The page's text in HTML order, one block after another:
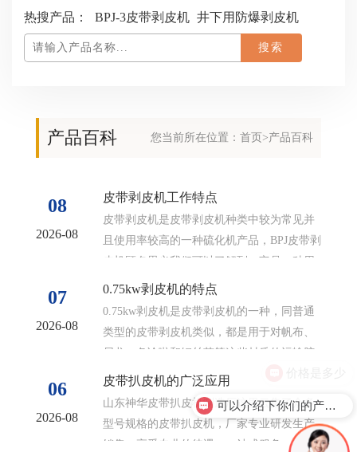
热搜产品： BPJ-3皮带剥皮机 井下用防爆剥皮机
产品百科 您当前所在位置： 首页>产品百科
08
2026-08
皮带剥皮机工作特点
皮带剥皮机是皮带剥皮机种类中较为常见并
且使用率较高的一种硫化机产品，BPJ皮带剥
皮机顾名思义我们可以了解到，它是一种用
于给皮带剥皮的一类机械，其作用主要...
07
2026-08
0.75kw剥皮机的特点
0.75kw剥皮机是皮带剥皮机的一种，同普通
类型的皮带剥皮机类似，都是用于对帆布、
尼龙、条论啦和钢丝芯等这些材质的运输胶
带进行剥皮工作的机械，同时它也是...
06
2026-08
皮带扒皮机的广泛应用
山东神华皮带扒皮机制造厂这里云集了众多
型号规格的皮带扒皮机，厂家专业研发生产
销售，享受专业的待遇，一站式服务。我们
可以介绍下你们的产品么？